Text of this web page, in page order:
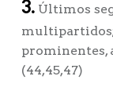
3.Últimos
prominentes,
(44,45,47)